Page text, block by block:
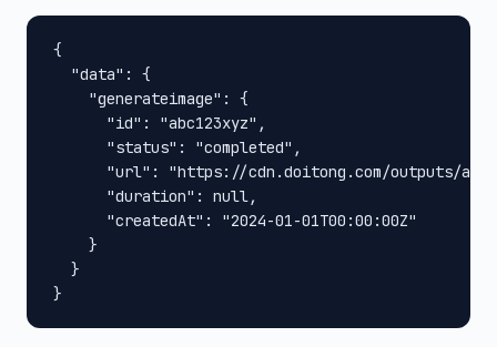
{
  "data": {
    "generateimage": {
      "id": "abc123xyz",
      "status": "completed",
"url": "https://cdn.doitong.com/outputs/
      "duration": null,
      "createdAt": "2024-01-01T00:00:00Z"
    }
  }
}